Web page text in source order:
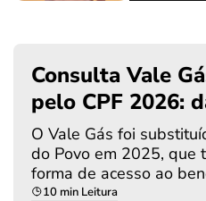
Consulta Vale
pelo CPF 2026:
O Vale Gás foi
do Povo em 2025, que
forma de acesso ao
10 min Leitura